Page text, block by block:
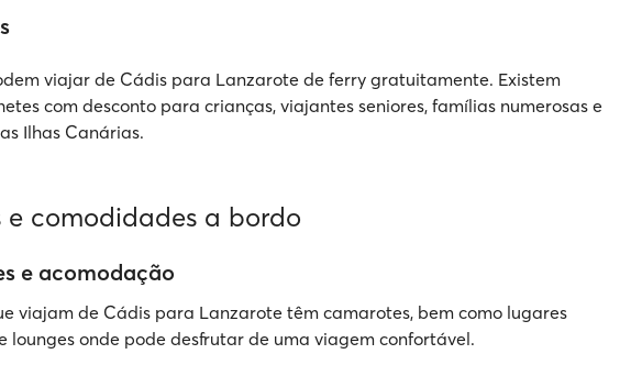
viajar de Cádis para Lanzarote de ferry gratuitamente. Existem
com desconto para crianças, viajantes seniores, famílias numerosas e
Ilhas Canárias.
e comodidades a bordo
e acomodação
viajam de Cádis para Lanzarote têm camarotes, bem como lugares
lounges onde pode desfrutar de uma viagem confortável.